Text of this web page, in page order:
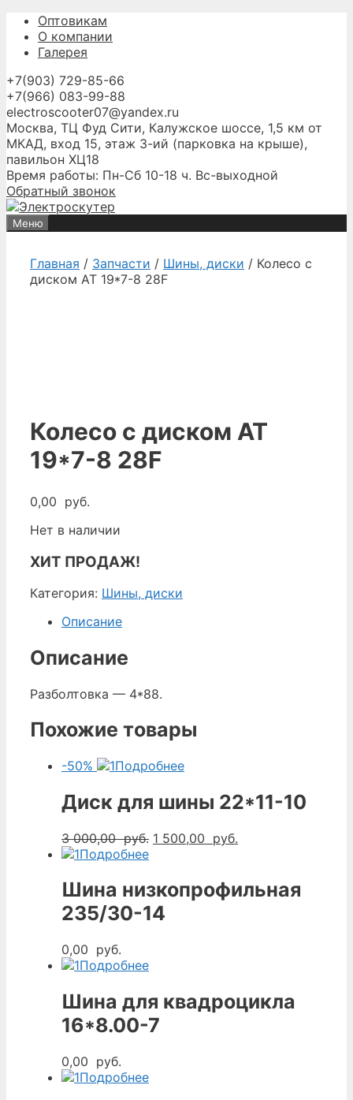
Перейти
содержимому
Оптовикам
О компании
Галерея
+7(903) 729-85-66
+7(966) 083-99-88
electroscooter07@yandex.ru
Москва, ТЦ Фуд Сити, Калужское шоссе, 1,5 км от
МКАД, вход 15, этаж 3-ий (парковка на крыше),
павильон ХЦ18
Время работы: Пн-Сб 10-18 ч. Вс-выходной
Обратный звонок
Меню
Главная / Запчасти / Шины, диски / Колесо с
диском AT 19*7-8 28F
Колесо с диском AT
19*7-8 28F
0,00 руб.
Нет в наличии
ХИТ ПРОДАЖ!
Категория: Шины, диски
Описание
Описание
Разболтовка — 4*88.
Похожие товары
-50% Подробнее
Диск для шины 22*11-10
3 000,00руб. Первоначальная
3
000,00
руб..
1 500,00 руб.
500,00
руб..
Подробнее
Шина низкопрофильная
235/30-14
0,00 руб.
Подробнее
Шина для квадроцикла
16*8.00-7
0,00 руб.
Подробнее